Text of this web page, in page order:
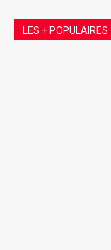
LES + POPULAIRES